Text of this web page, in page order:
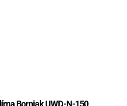
Borniak UWD-N-150